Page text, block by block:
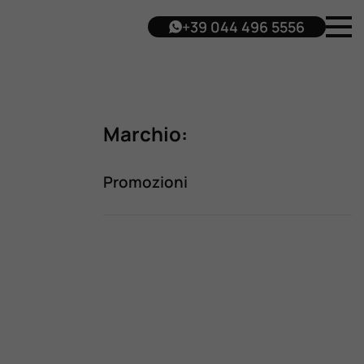
+39 044 496 5556
Marchio:
Promozioni